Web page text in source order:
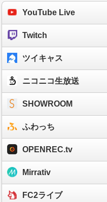
YouTube Live
Twitch
ツイキャス
ニコニコ生放送
SHOWROOM
ふわっち
OPENREC.tv
Mirrativ
FC2ライブ